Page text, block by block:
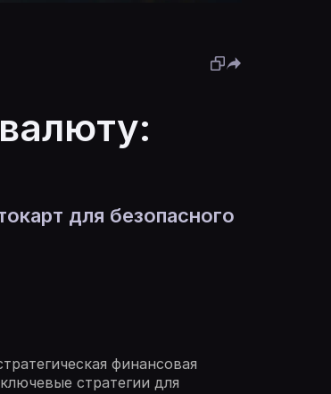
для безопасного
финансовая
стратегии для